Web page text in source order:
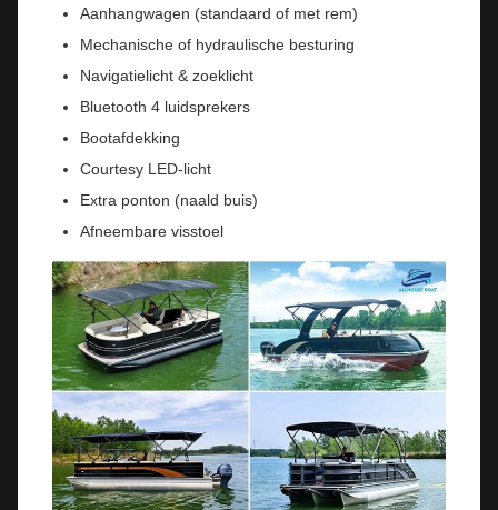
Aanhangwagen (standaard of met rem)
Mechanische of hydraulische besturing
Navigatielicht & zoeklicht
Bluetooth 4 luidsprekers
Bootafdekking
Courtesy LED-licht
Extra ponton (naald buis)
Afneembare visstoel